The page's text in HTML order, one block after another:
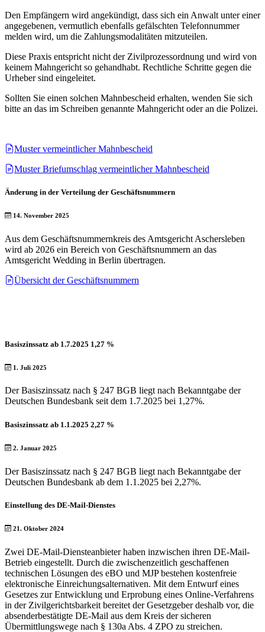
Den Empfängern wird angekündigt, dass sich ein Anwalt unter einer
angegebenen, vermutlich ebenfalls gefälschten Telefonnummer
melden wird, um die Zahlungsmodalitäten mitzuteilen.
Diese Praxis entspricht nicht der Zivilprozessordnung und wird von
keinem Mahngericht so gehandhabt. Rechtliche Schritte gegen die
Urheber sind eingeleitet.
Sollten Sie einen solchen Mahnbescheid erhalten, wenden Sie sich
bitte an das im Schreiben genannte Mahngericht oder an die Polizei.
Muster vermeintlicher Mahnbescheid
Muster Briefumschlag vermeintlicher Mahnbescheid
Änderung in der Verteilung der Geschäftsnummern
14. November 2025
Aus dem Geschäftsnummernkreis des Amtsgericht Aschersleben
wird ab 2026 ein Bereich von Geschäftsnummern an das
Amtsgericht Wedding in Berlin übertragen.
Übersicht der Geschäftsnummern
Basiszinssatz ab 1.7.2025 1,27 %
1. Juli 2025
Der Basiszinssatz nach § 247 BGB liegt nach Bekanntgabe der
Deutschen Bundesbank seit dem 1.7.2025 bei 1,27%.
Basiszinssatz ab 1.1.2025 2,27 %
2. Januar 2025
Der Basiszinssatz nach § 247 BGB liegt nach Bekanntgabe der
Deutschen Bundesbank ab dem 1.1.2025 bei 2,27%.
Einstellung des DE-Mail-Dienstes
21. Oktober 2024
Zwei DE-Mail-Diensteanbieter haben inzwischen ihren DE-Mail-
Betrieb eingestellt. Durch die zwischenzeitlich geschaffenen
technischen Lösungen des eBO und MJP bestehen kostenfreie
elektronische Einreichungsalternativen. Mit dem Entwurf eines
Gesetzes zur Entwicklung und Erprobung eines Online-Verfahrens
in der Zivilgerichtsbarkeit bereitet der Gesetzgeber deshalb vor, die
absenderbestätigte DE-Mail aus dem Kreis der sicheren
Übermittlungswege nach § 130a Abs. 4 ZPO zu streichen.